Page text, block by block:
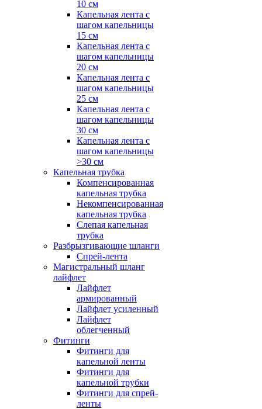
10 см
Капельная лента с
шагом капельницы
15 см
Капельная лента с
шагом капельницы
20 см
Капельная лента с
шагом капельницы
25 см
Капельная лента с
шагом капельницы
30 см
Капельная лента с
шагом капельницы
>30 см
Капельная трубка
Компенсированная
капельная трубка
Некомпенсированная
капельная трубка
Слепая капельная
трубка
Разбрызгивающие шланги
Спрей-лента
Магистральный шланг
лайфлет
Лайфлет
армированный
Лайфлет усиленный
Лайфлет
облегченный
Фитинги
Фитинги для
капельной ленты
Фитинги для
капельной трубки
Фитинги для спрей-
ленты